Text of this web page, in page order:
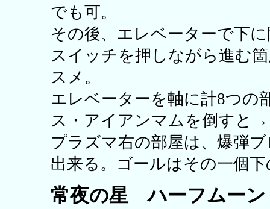
でも可。
その後、エレベーターで下
スイッチを押しながら進む
スメ。
エレベーターを軸に計8つの
ス・アイアンマムを倒すと
プラズマ右の部屋は、爆弾
出来る。ゴールはその一個
常夜の星 ハーフムー